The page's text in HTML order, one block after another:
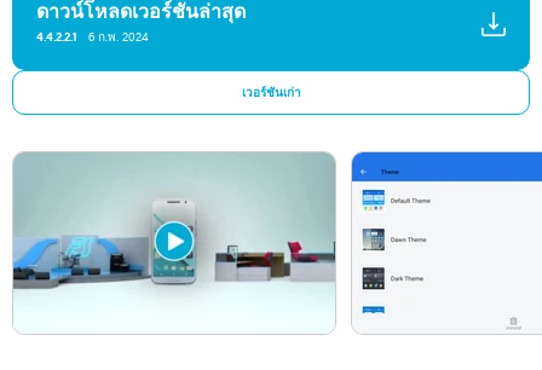
ดาวน์โหลดเวอร์ชันล่าสุด
4.4.2.2.1 6 ก.พ. 2024
เวอร์ชันเก่า